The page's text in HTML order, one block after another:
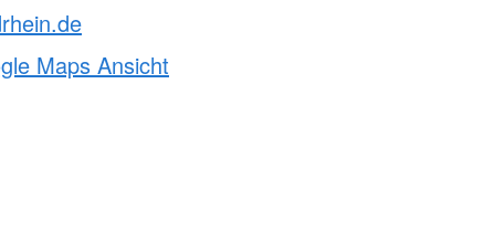
Maps Ansicht